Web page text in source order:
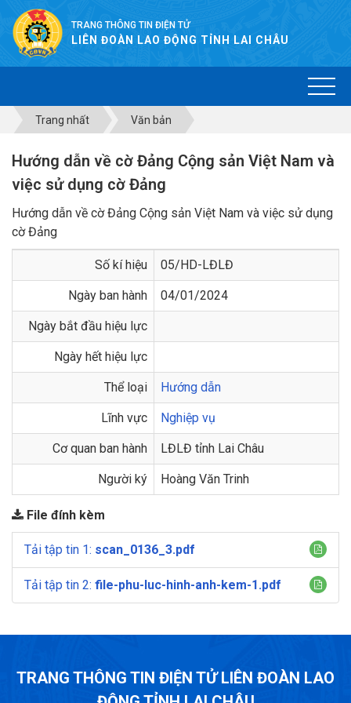
TRANG THÔNG TIN ĐIỆN TỬ
LIÊN ĐOÀN LAO ĐỘNG TỈNH LAI CHÂU
Trang nhất Văn bản
Hướng dẫn về cờ Đảng Cộng sản Việt Nam và
việc sử dụng cờ Đảng
Hướng dẫn về cờ Đảng Cộng sản Việt Nam và việc sử dụng
cờ Đảng
Số kí hiệu 05/HD-LĐLĐ
Ngày ban hành 04/01/2024
Ngày bắt đầu hiệu lực
Ngày hết hiệu lực
Thể loại Hướng dẫn
Lĩnh vực Nghiệp vụ
Cơ quan ban hành LĐLĐ tỉnh Lai Châu
Người ký Hoàng Văn Trinh
File đính kèm
Tải tập tin 1: scan_0136_3.pdf
Tải tập tin 2: file-phu-luc-hinh-anh-kem-1.pdf
TRANG THÔNG TIN ĐIỆN TỬ LIÊN ĐOÀN LAO